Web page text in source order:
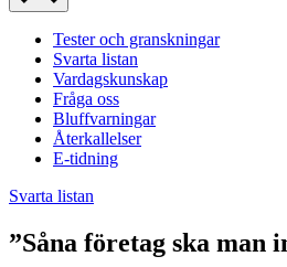
Tester och granskningar
Svarta listan
Vardagskunskap
Fråga oss
Bluffvarningar
Återkallelser
E-tidning
Svarta listan
”Såna företag ska man